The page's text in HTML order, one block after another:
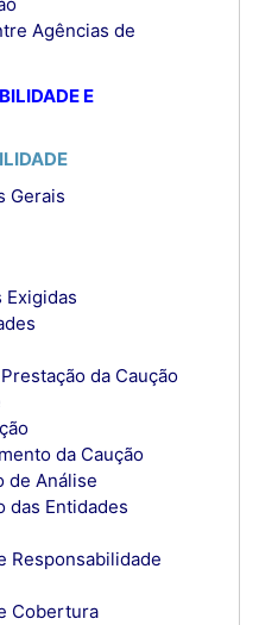
Agências de
E
Gerais
Exigidas
da Caução
da Caução
de Análise
das Entidades
Responsabilidade
Cobertura